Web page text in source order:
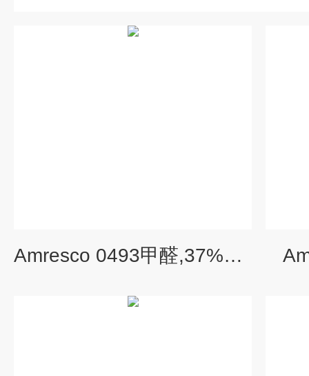
Amresco 0493甲醛,37%溶液